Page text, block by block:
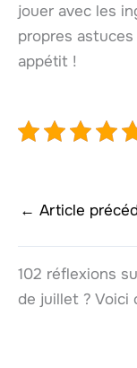
jouer avec les
propres
appétit !
← Article
102 réflexions
de juillet ? Voici